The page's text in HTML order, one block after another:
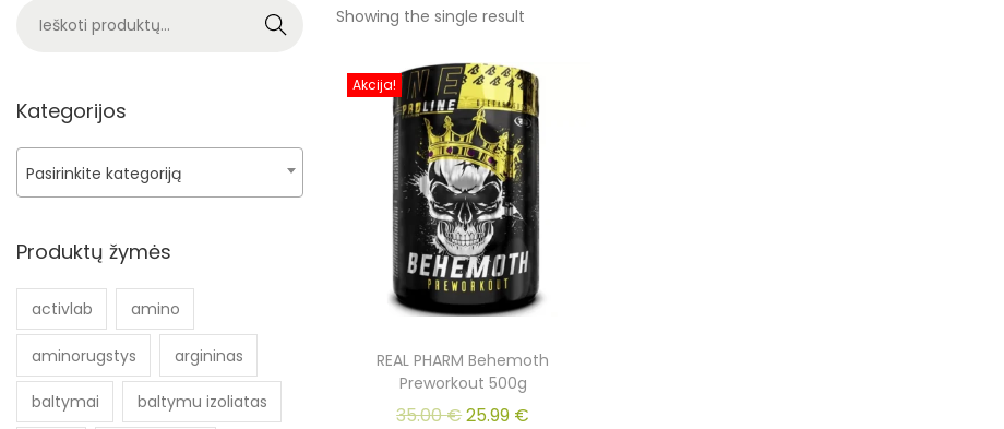
Showing the single result
Akcija!
REAL PHARM Behemoth
Preworkout 500g
35.00€25.99 €
Search
Kategorijos
Pasirinkite kategoriją
Produktų žymės
activlab amino
aminorugstys argininas
baltymai baltymu izoliatas